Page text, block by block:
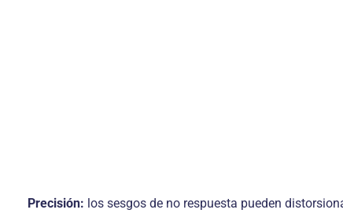
Precisión: los sesgos de no respuesta pueden